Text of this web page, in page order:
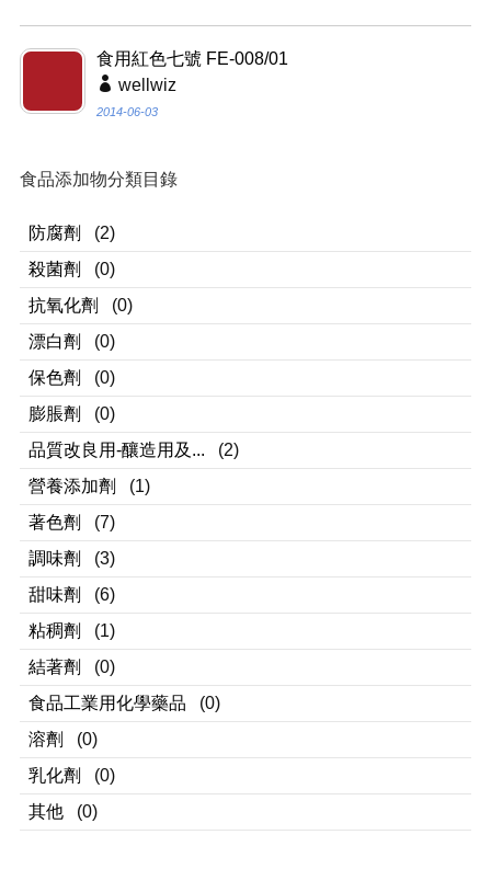
食用紅色七號 FE-008/01
wellwiz
2014-06-03
食品添加物分類目錄
防腐劑
(2)
殺菌劑
(0)
抗氧化劑
(0)
漂白劑
(0)
保色劑
(0)
膨脹劑
(0)
品質改良用-釀造用及...
(2)
營養添加劑
(1)
著色劑
(7)
調味劑
(3)
甜味劑
(6)
粘稠劑
(1)
結著劑
(0)
食品工業用化學藥品
(0)
溶劑
(0)
乳化劑
(0)
其他
(0)